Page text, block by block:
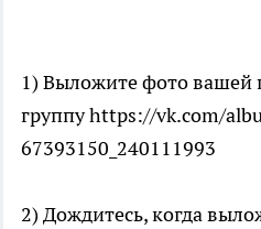
1) Выложите фото
группу https://vk.com/
67393150_240111993
2) Дождитесь, когда